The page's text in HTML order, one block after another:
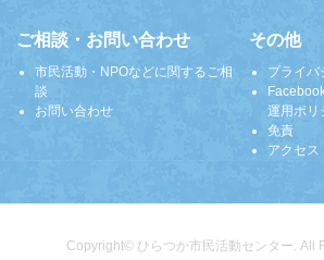
ご相談・お問い合わせ
市民活動・NPOなどに関するご相
談
お問い合わせ
その他
プライバ
運用ポリ
免責
アクセス
Copyright© ひらつか市民活動センター. All